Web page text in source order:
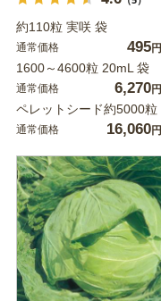
約110粒 実咲 袋
通常価格 495円
1600～4600粒 20mL 袋
通常価格 6,270円
ペレットシード約5000粒
通常価格 16,060円